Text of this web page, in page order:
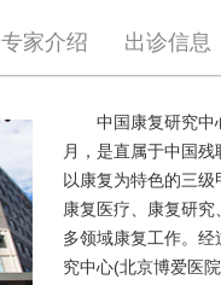
专家介绍 出诊信息
中国康复研究中
月，是直属于中国
以康复为特色的三
康复医疗、康复研
多领域康复工作。
究中心(北京博爱医